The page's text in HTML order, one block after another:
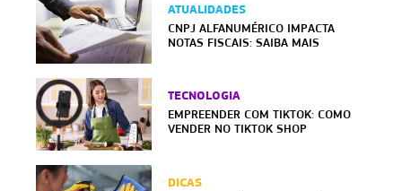
ATUALIDADES
CNPJ ALFANUMÉRICO IMPACTA
NOTAS FISCAIS: SAIBA MAIS
TECNOLOGIA
EMPREENDER COM TIKTOK: COMO
VENDER NO TIKTOK SHOP
DICAS